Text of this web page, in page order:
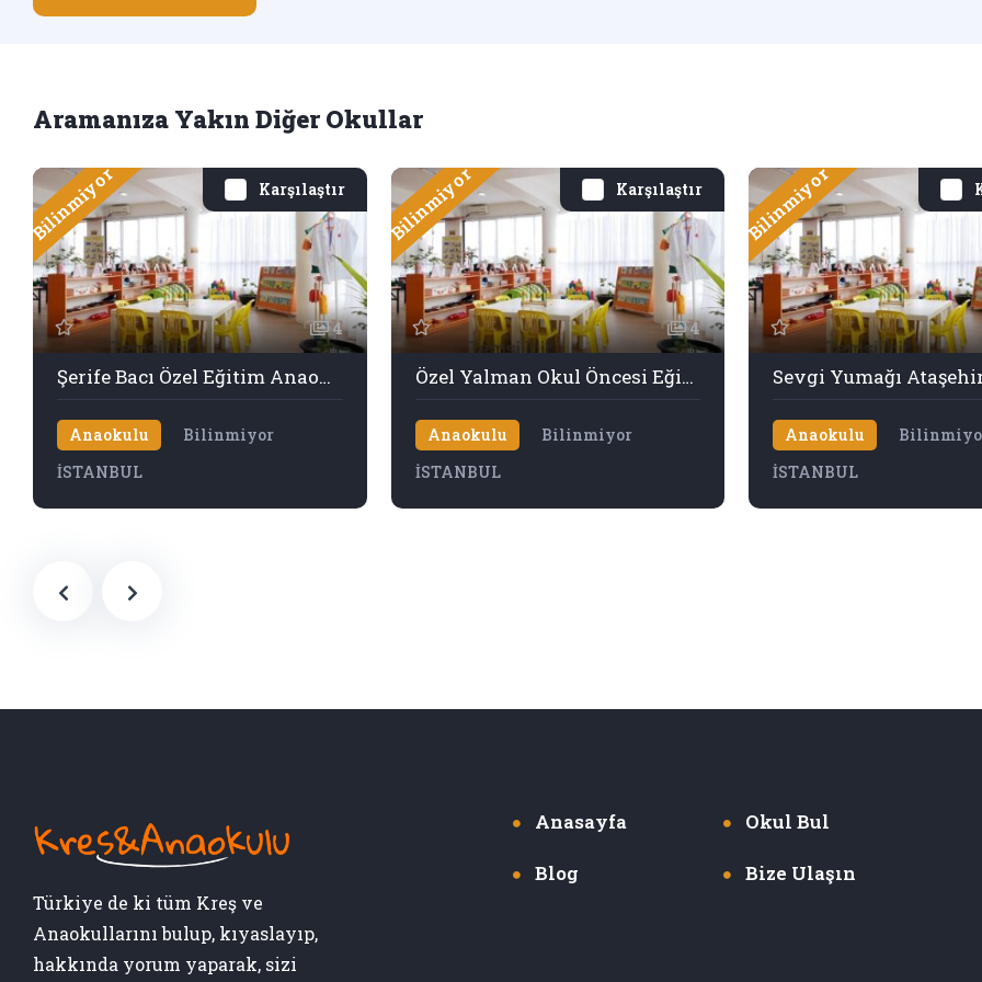
Aramanıza Yakın Diğer Okullar
Karşılaştır
Bilinmiyor
4
Şerife Bacı Özel Eğitim Anaokulu - Ataşehir
Anaokulu
Bilinmiyor
İSTANBUL
Karşılaştır
Bilinmiyor
4
Özel Yalman Okul Öncesi Eğitim Kurumları
Anaokulu
Bilinmiyor
İSTANBUL
Bilinmiyor
Sevgi Yumağı
Anaokulu
İSTANBUL
Türkiye de ki tüm Kreş ve
Anaokullarını bulup, kıyaslayıp,
hakkında yorum yaparak, sizi
Anasayfa Okul Bul
Blog Bize Ulaşın